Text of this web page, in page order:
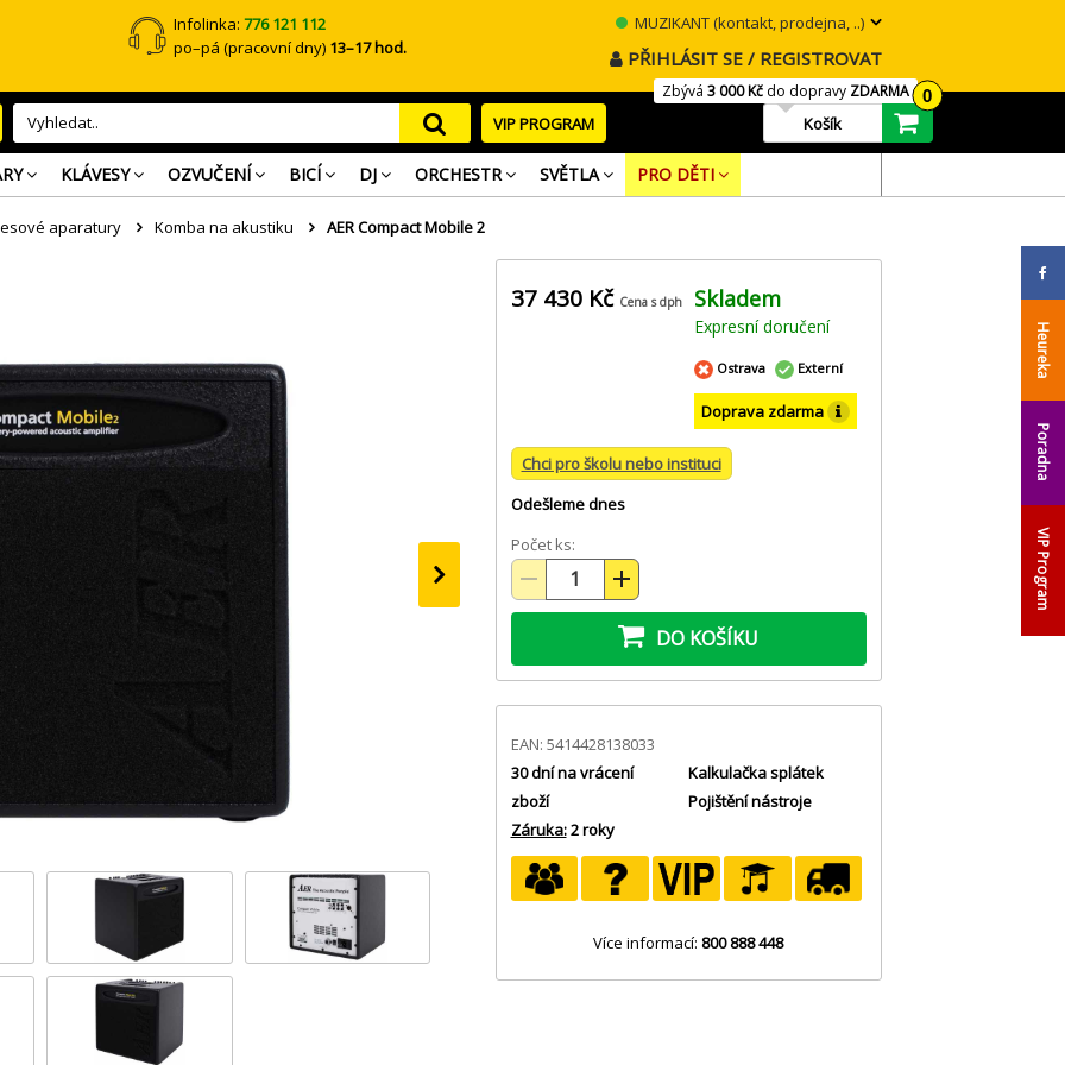
Infolinka:776 121 112
po–pá (pracovní dny) 13–17 hod.
MUZIKANT (kontakt, prodejna, ..)
PŘIHLÁSIT SE / REGISTROVAT
VIP PROGRAM
Zbývá 3 000 Kčdo dopravy ZDARMA 0
Košík
KLÁVESY OZVUČENÍ BICÍ DJ ORCHESTR SVĚTLA PRO DĚTI
Heureka
Poradna
VIP Program
aparatury Komba na akustiku AER Compact Mobile 2
37 430 Kč Cena s dph Skladem
Expresní doručení
Ostrava Externí
Doprava zdarma
Chci pro školu nebo instituci
Odešleme dnes
Počet ks:
DO KOŠÍKU
EAN: 5414428138033
30 dní na vrácení
zboží
Záruka:2 roky
Kalkulačka splátek
Pojištění nástroje
Více informací: 800 888 448